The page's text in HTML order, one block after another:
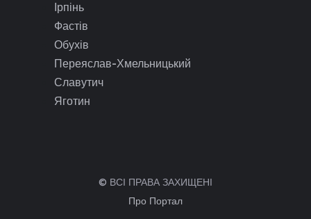
Ірпінь
Фастів
Обухів
Переяслав-Хмельницький
Славутич
Яготин
© ВСІ ПРАВА ЗАХИЩЕНІ
Про Портал